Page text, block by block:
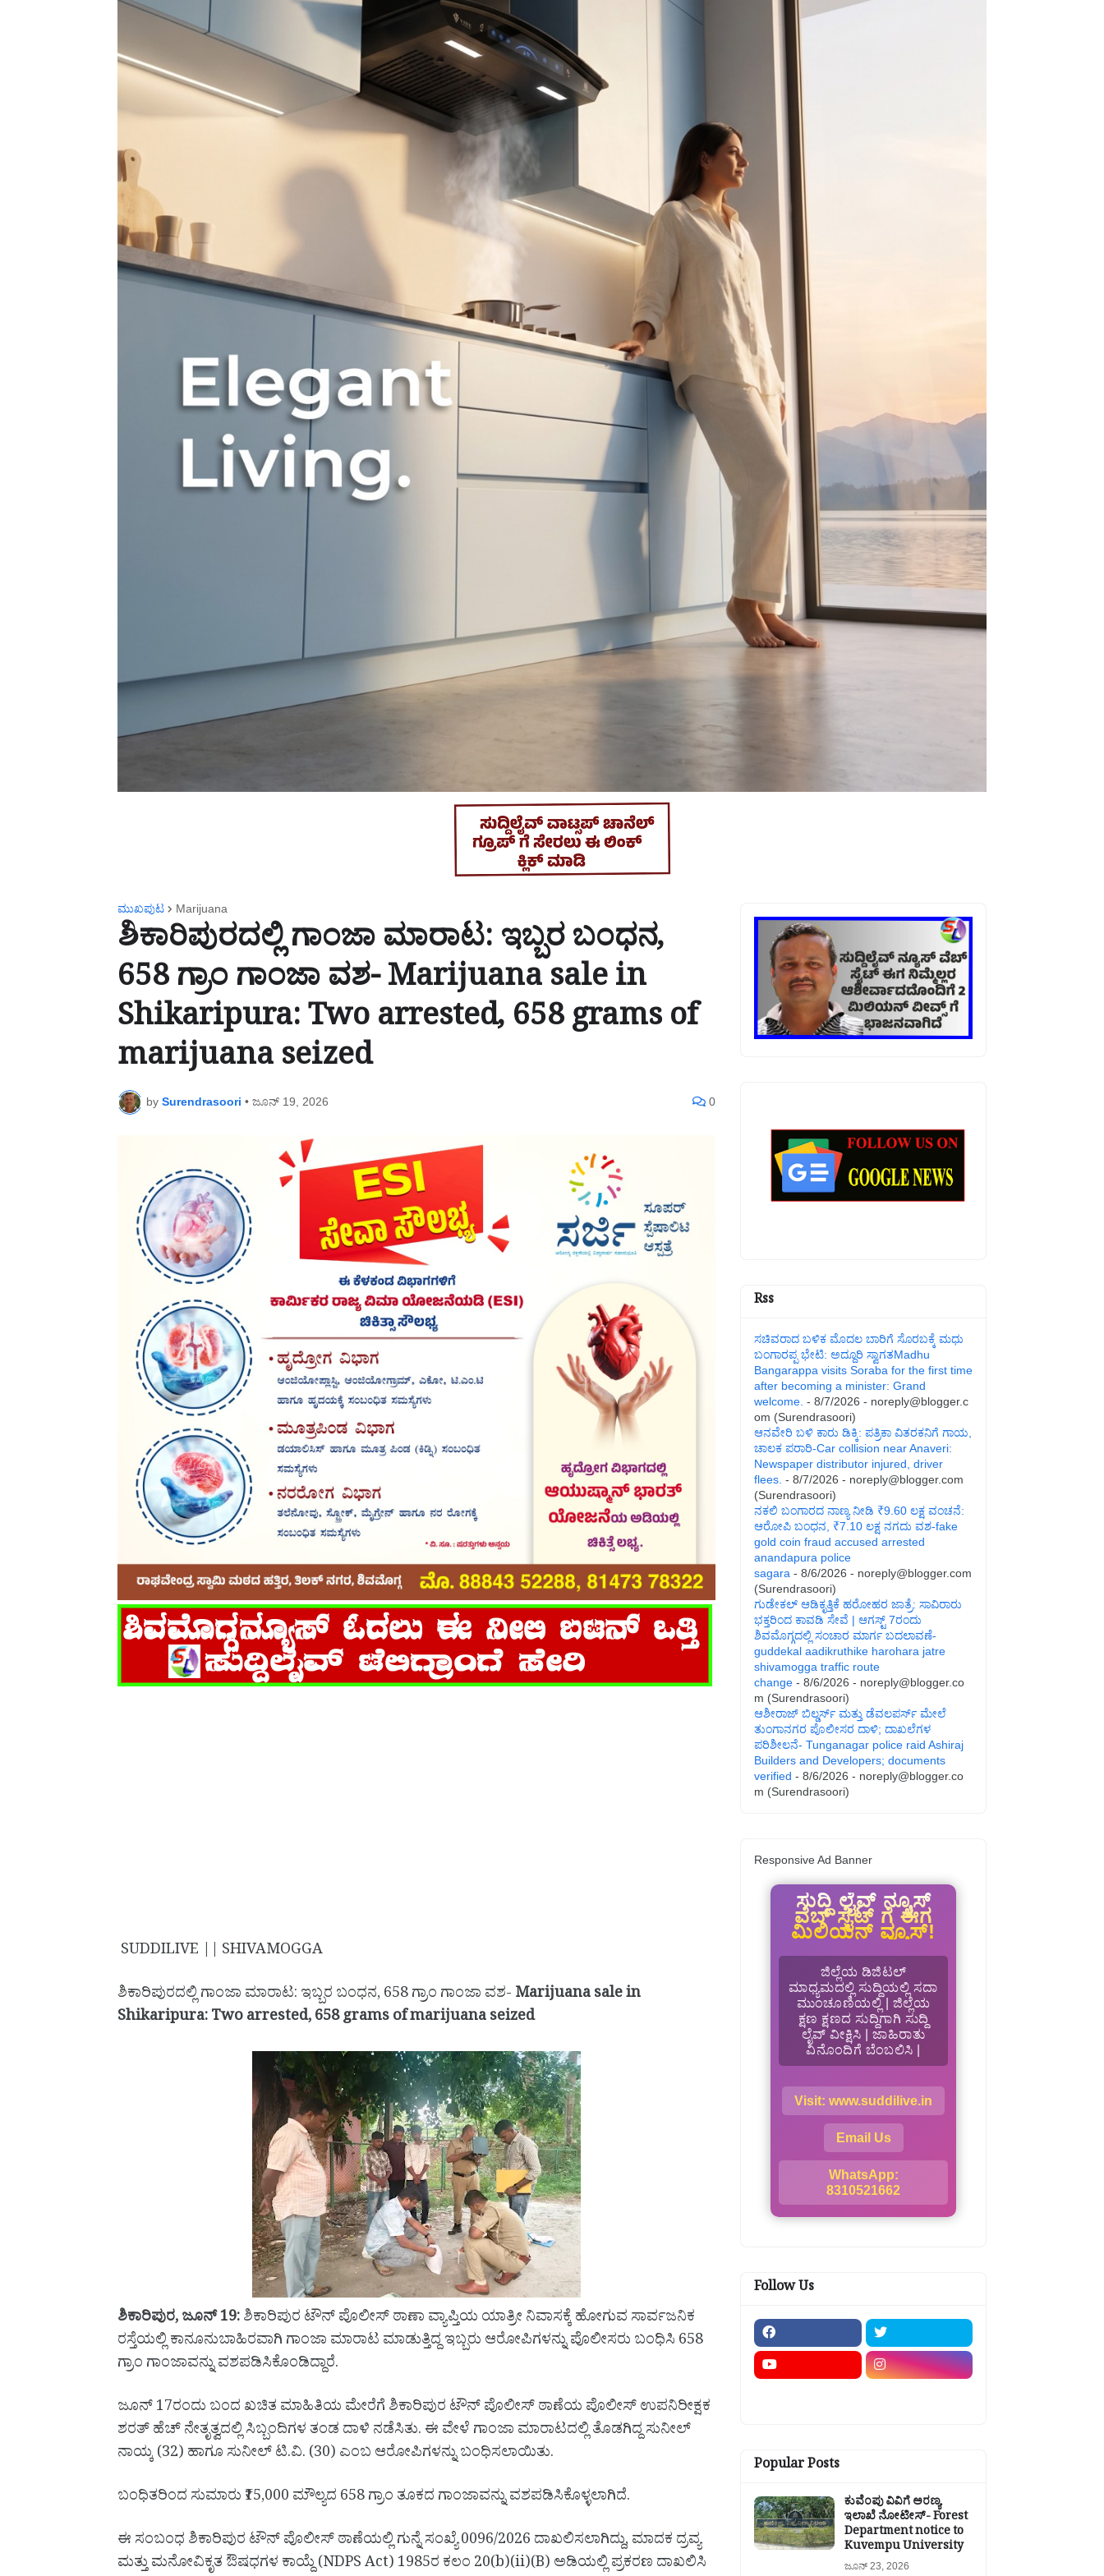
ಮುಖಪುಟ Marijuana
ಶಿಕಾರಿಪುರದಲ್ಲಿ ಗಾಂಜಾ ಮಾರಾಟ: ಇಬ್ಬರ ಬಂಧನ,
658 ಗ್ರಾಂ ಗಾಂಜಾ ವಶ- Marijuana sale in
Shikaripura: Two arrested, 658 grams of
marijuana seized
by Surendrasoori • ಜೂನ್ 19, 2026 0
SUDDILIVE || SHIVAMOGGA
ಶಿಕಾರಿಪುರದಲ್ಲಿ ಗಾಂಜಾ ಮಾರಾಟ: ಇಬ್ಬರ ಬಂಧನ, 658 ಗ್ರಾಂ ಗಾಂಜಾ ವಶ- Marijuana sale in
Shikaripura: Two arrested, 658 grams of marijuana seized
ಶಿಕಾರಿಪುರ, ಜೂನ್ 19:ಶಿಕಾರಿಪುರ ಟೌನ್ ಪೊಲೀಸ್ ಠಾಣಾ ವ್ಯಾಪ್ತಿಯ ಯಾತ್ರೀ ನಿವಾಸಕ್ಕೆ ಹೋಗುವ ಸಾರ್ವಜನಿಕ
ರಸ್ತೆಯಲ್ಲಿ ಕಾನೂನುಬಾಹಿರವಾಗಿ ಗಾಂಜಾ ಮಾರಾಟ ಮಾಡುತ್ತಿದ್ದ ಇಬ್ಬರು ಆರೋಪಿಗಳನ್ನು ಪೊಲೀಸರು ಬಂಧಿಸಿ 658
ಗ್ರಾಂ ಗಾಂಜಾವನ್ನು ವಶಪಡಿಸಿಕೊಂಡಿದ್ದಾರೆ.
ಜೂನ್ 17ರಂದು ಬಂದ ಖಚಿತ ಮಾಹಿತಿಯ ಮೇರೆಗೆ ಶಿಕಾರಿಪುರ ಟೌನ್ ಪೊಲೀಸ್ ಠಾಣೆಯ ಪೊಲೀಸ್ ಉಪನಿರೀಕ್ಷಕ
ಶರತ್ ಹೆಚ್ ನೇತೃತ್ವದಲ್ಲಿ ಸಿಬ್ಬಂದಿಗಳ ತಂಡ ದಾಳಿ ನಡೆಸಿತು. ಈ ವೇಳೆ ಗಾಂಜಾ ಮಾರಾಟದಲ್ಲಿ ತೊಡಗಿದ್ದ ಸುನೀಲ್
ನಾಯ್ಕ (32) ಹಾಗೂ ಸುನೀಲ್ ಟಿ.ವಿ. (30) ಎಂಬ ಆರೋಪಿಗಳನ್ನು ಬಂಧಿಸಲಾಯಿತು.
ಬಂಧಿತರಿಂದ ಸುಮಾರು ₹15,000 ಮೌಲ್ಯದ 658 ಗ್ರಾಂ ತೂಕದ ಗಾಂಜಾವನ್ನು ವಶಪಡಿಸಿಕೊಳ್ಳಲಾಗಿದೆ.
ಈ ಸಂಬಂಧ ಶಿಕಾರಿಪುರ ಟೌನ್ ಪೊಲೀಸ್ ಠಾಣೆಯಲ್ಲಿ ಗುನ್ನೆ ಸಂಖ್ಯೆ 0096/2026 ದಾಖಲಿಸಲಾಗಿದ್ದು, ಮಾದಕ ದ್ರವ್ಯ
ಮತ್ತು ಮನೋವಿಕೃತ ಔಷಧಗಳ ಕಾಯ್ದೆ (NDPS Act) 1985ರ ಕಲಂ 20(b)(ii)(B) ಅಡಿಯಲ್ಲಿ ಪ್ರಕರಣ ದಾಖಲಿಸಿ
Rss
ಸಚಿವರಾದ ಬಳಿಕ ಮೊದಲ ಬಾರಿಗೆ ಸೊರಬಕ್ಕೆ ಮಧು
ಬಂಗಾರಪ್ಪ ಭೇಟಿ: ಅದ್ದೂರಿ ಸ್ವಾಗತMadhu
Bangarappa visits Soraba for the first time
after becoming a minister: Grand
welcome. - 8/7/2026 - noreply@blogger.c
om (Surendrasoori)
ಆನವೇರಿ ಬಳಿ ಕಾರು ಡಿಕ್ಕಿ: ಪತ್ರಿಕಾ ವಿತರಕನಿಗೆ ಗಾಯ,
ಚಾಲಕ ಪರಾರಿ-Car collision near Anaveri:
Newspaper distributor injured, driver
flees. - 8/7/2026 - noreply@blogger.com
(Surendrasoori)
ನಕಲಿ ಬಂಗಾರದ ನಾಣ್ಯ ನೀಡಿ ₹9.60 ಲಕ್ಷ ವಂಚನೆ:
ಆರೋಪಿ ಬಂಧನ, ₹7.10 ಲಕ್ಷ ನಗದು ವಶ-fake
gold coin fraud accused arrested
anandapura police
sagara - 8/6/2026 - noreply@blogger.com
(Surendrasoori)
ಗುಡೇಕಲ್ ಆಡಿಕೃತ್ತಿಕೆ ಹರೋಹರ ಜಾತ್ರೆ: ಸಾವಿರಾರು
ಭಕ್ತರಿಂದ ಕಾವಡಿ ಸೇವೆ | ಆಗಸ್ಟ್ 7ರಂದು
ಶಿವಮೊಗ್ಗದಲ್ಲಿ ಸಂಚಾರ ಮಾರ್ಗ ಬದಲಾವಣೆ-
guddekal aadikruthike harohara jatre
shivamogga traffic route
change - 8/6/2026 - noreply@blogger.co
m (Surendrasoori)
ಆಶೀರಾಜ್ ಬಿಲ್ಡರ್ಸ್ ಮತ್ತು ಡೆವಲಪರ್ಸ್ ಮೇಲೆ
ತುಂಗಾನಗರ ಪೊಲೀಸರ ದಾಳಿ; ದಾಖಲೆಗಳ
ಪರಿಶೀಲನೆ- Tunganagar police raid Ashiraj
Builders and Developers; documents
verified - 8/6/2026 - noreply@blogger.co
m (Surendrasoori)
Responsive Ad Banner
ಸುದ್ದಿ ಲೈವ್ ನ್ಯೂಸ್
ವೆಬ್ ಸೈಟ್ ಗೆ ಈಗ
ಮಿಲಿಯನ್ ವ್ಯೂಸ್!
ಜಿಲ್ಲೆಯ ಡಿಜಿಟಲ್
ಮಾಧ್ಯಮದಲ್ಲಿ ಸುದ್ದಿಯಲ್ಲಿ ಸದಾ
ಮುಂಚೂಣಿಯಲ್ಲಿ | ಜಿಲ್ಲೆಯ
ಕ್ಷಣ ಕ್ಷಣದ ಸುದ್ದಿಗಾಗಿ ಸುದ್ದಿ
ಲೈವ್ ವೀಕ್ಷಿಸಿ | ಜಾಹಿರಾತು
ವಿನೊಂದಿಗೆ ಬೆಂಬಲಿಸಿ |
Visit: www.suddilive.in
Email Us
WhatsApp:
8310521662
Follow Us
Popular Posts
ಕುವೆಂಪು ವಿವಿಗೆ ಅರಣ್ಯ
ಇಲಾಖೆ ನೋಟೀಸ್- Forest
Department notice to
Kuvempu University
ಜೂನ್ 23, 2026